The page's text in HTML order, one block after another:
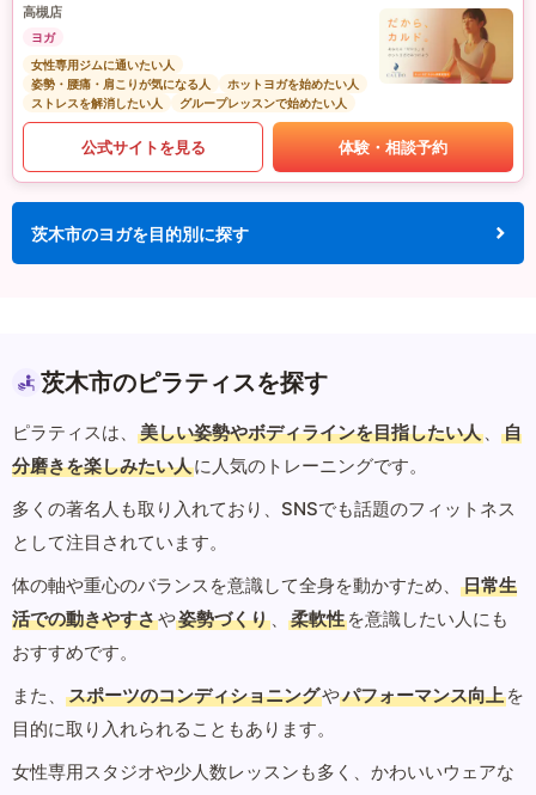
高槻店
ヨガ
女性専用ジムに通いたい人
姿勢・腰痛・肩こりが気になる人
ホットヨガを始めたい人
ストレスを解消したい人
グループレッスンで始めたい人
公式サイトを見る 体験・相談予約
茨木市のヨガを目的別に探す
茨木市のピラティスを探す
ピラティスは、 美しい姿勢やボディラインを目指したい人 、
自
分磨きを楽しみたい人に人気のトレーニングです。
多くの著名人も取り入れており、SNSでも話題のフィットネス
として注目されています。
体の軸や重心のバランスを意識して全身を動かすため、
日常生
活での動きやすさや姿勢づくり 、 柔軟性 を意識したい人にも
おすすめです。
また、
スポーツのコンディショニングやパフォーマンス向上 を
目的に取り入れられることもあります。
女性専用スタジオや少人数レッスンも多く、かわいいウェアな